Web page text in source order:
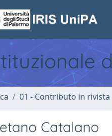
01 - Contributo in rivista
Catalano